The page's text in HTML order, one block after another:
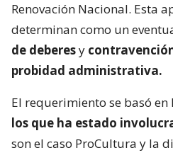
Renovación Nacional. Esta
determinan como un
de deberesy
probidad administrativa.
El requerimiento se basó
los que ha estado
son el caso ProCultura y la